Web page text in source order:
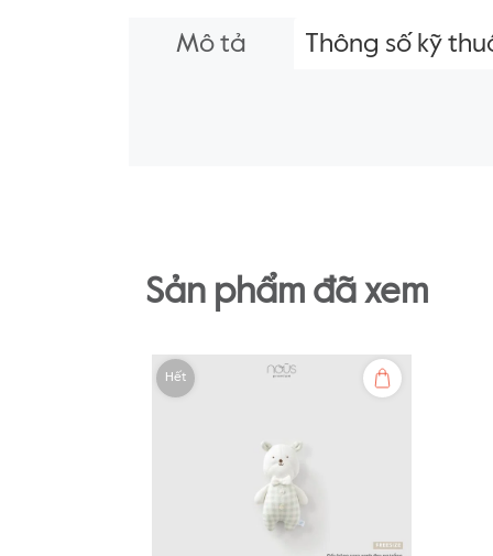
Mô tả Thông số kỹ
Sản phẩm đã xem
Hết